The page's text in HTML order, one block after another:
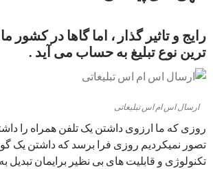
رایج و تاثیر گذار ، اما گاها در کشور
ترین نوع تبلیغ به حساب می آید .
ارسال اس ام اس تبلیغاتی
روزی که ما ارزوی داشتن یک تلفن همراه را
تصور نمیکردیم روزی فرا برسد که داشتن یک
تکنولوژی و قابلیت های بی نظیر برایمان تبدیل